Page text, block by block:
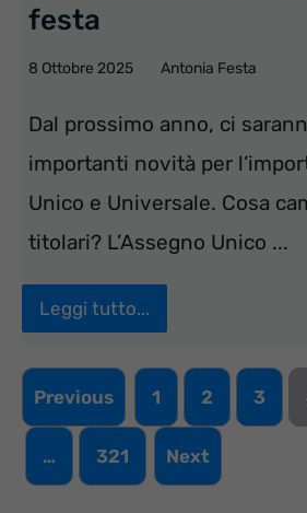
festa
8 Ottobre 2025 Antonia Festa
Dal prossimo anno, ci
importanti novità per
Unico e Universale. Cosa
titolari? L’Assegno Unico ...
Leggi tutto...
Previous 1 2 3
… 321 Next